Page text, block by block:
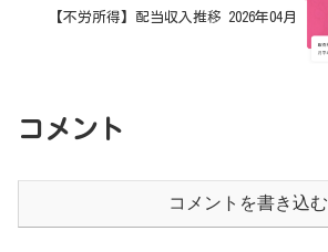
【不労所得】配当収入推移 2026年04月
コメント
コメントを書き込む